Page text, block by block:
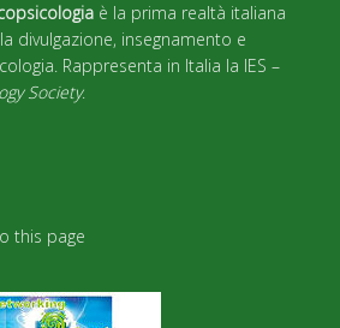
è la prima realtà italiana
divulgazione, insegnamento e
Rappresenta in Italia la IES –
Society.